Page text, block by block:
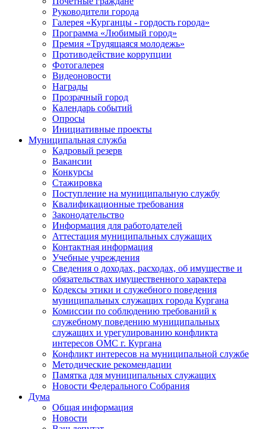
Руководители города
Галерея «Курганцы - гордость города»
Программа «Любимый город»
Премия «Трудящаяся молодежь»
Противодействие коррупции
Фотогалерея
Видеоновости
Награды
Прозрачный город
Календарь событий
Опросы
Инициативные проекты
Муниципальная служба
Кадровый резерв
Вакансии
Конкурсы
Стажировка
Поступление на муниципальную службу
Квалификационные требования
Законодательство
Информация для работодателей
Аттестация муниципальных служащих
Контактная информация
Учебные учреждения
Сведения о доходах, расходах, об имуществе и
обязательствах имущественного характера
Кодексы этики и служебного поведения
муниципальных служащих города Кургана
Комиссии по соблюдению требований к
служебному поведению муниципальных
служащих и урегулированию конфликта
интересов ОМС г. Кургана
Конфликт интересов на муниципальной службе
Методические рекомендации
Памятка для муниципальных служащих
Новости Федерального Cобрания
Дума
Общая информация
Новости